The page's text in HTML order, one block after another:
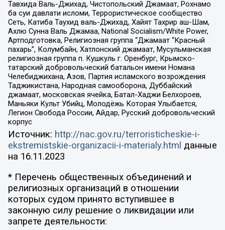
Тавхида Валь-Джихад, Чистопольский Джамаат, Рохнамо
ба суи давлати исломи, Террористическое сообщество
Сеть, Катиба Таухид валь-Джихад, Хайят Тахрир аш-Шам,
Ахлю Сунна Валь Джамаа, National Socialism/White Power,
Артподготовка, Религиозная группа “Джамаат “Красный
пахарь”, Колумбайн, Хатлонский джамаат, Мусульманская
религиозная группа п. Кушкуль г. Оренбург, Крымско-
татарский добровольческий батальон имени Номана
Челебиджихана, Азов, Партия исламского возрождения
Таджикистана, Народная самооборона, Дуббайский
джамаат, московская ячейка, Батал-Хаджи Белхороев,
Маньяки Культ Убийц, Молодёжь Которая Улыбается,
Легион Свобода России, Айдар, Русский добровольческий
корпус
Источник: http://nac.gov.ru/terroristicheskie-i-
ekstremistskie-organizacii-i-materialy.html данные
на 16.11.2023
* Перечень общественных объединений и
религиозных организаций в отношении
которых судом принято вступившее в
законную силу решение о ликвидации или
запрете деятельности: